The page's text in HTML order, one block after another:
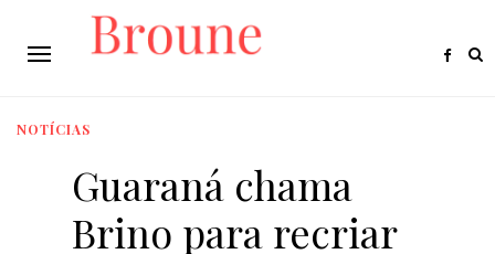
NOTÍCIAS
Guaraná chama
Brino para recriar